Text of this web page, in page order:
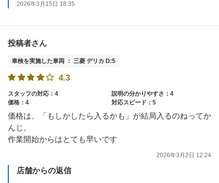
2026年3月15日 18:35
投稿者さん
車検を実施した車両 ： 三菱 デリカ D:5
4.3
スタッフの対応：4
説明の分かりやすさ：4
価格：4
対応スピード：5
価格は、「もしかしたら入るかも」が結局入るのねってか
んじ。
作業開始からはとても早いです
2026年3月2日 12:24
店舗からの返信